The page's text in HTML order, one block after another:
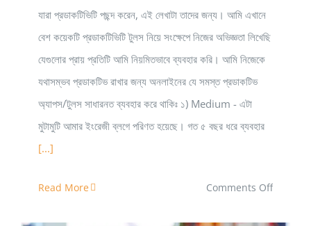
যারা প্রডাকটিভিটি পছন্দ করেন, এই লেখাটা তাদের জন্য। আমি এখানে
বেশ কয়েকটি প্রডাকটিভিটি টুলস নিয়ে সংক্ষেপে নিজের অভিজ্ঞতা লিখেছি
যেগুলোর প্রায় প্রতিটি আমি নিয়মিতভাবে ব্যবহার করি। আমি নিজেকে
যথাসম্ভব প্রডাকটিভ রাখার জন্য অনলাইনের যে সমস্ত প্রডাকটিভ
অ্যাপস/টুলস সাধারনত ব্যবহার করে থাকিঃ ১) Medium - এটা
মুটামুটি আমার ইংরেজী ব্লগে পরিণত হয়েছে। গত ৫ বছর ধরে ব্যবহার
[...]
Read More Comments Offon